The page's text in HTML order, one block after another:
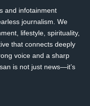
and infotainment
journalism. We
lifestyle, spirituality,
that connects deeply
voice and a sharp
is not just news—it’s